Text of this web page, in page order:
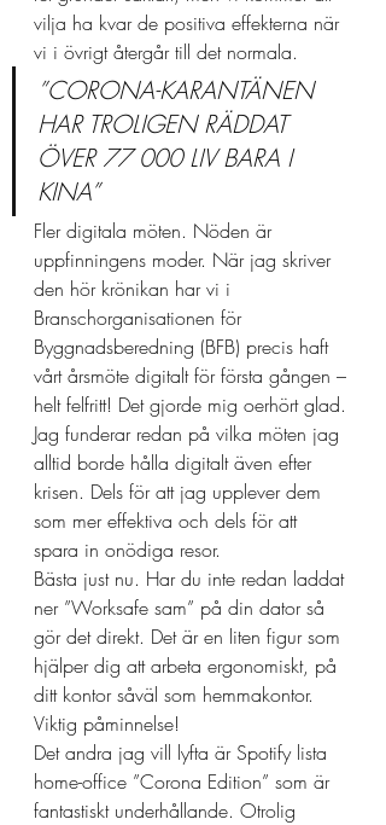
vilja ha kvar de positiva effekterna när
vi i övrigt återgår till det normala.
”CORONA-KARANTÄNEN
HAR TROLIGEN RÄDDAT
ÖVER 77 000 LIV BARA I
KINA”
Fler digitala möten. Nöden är
uppfinningens moder. När jag skriver
den hör krönikan har vi i
Branschorganisationen för
Byggnadsberedning (BFB) precis haft
vårt årsmöte digitalt för första gången –
helt felfritt! Det gjorde mig oerhört glad.
Jag funderar redan på vilka möten jag
alltid borde hålla digitalt även efter
krisen. Dels för att jag upplever dem
som mer effektiva och dels för att
spara in onödiga resor.
Bästa just nu. Har du inte redan laddat
ner ”Worksafe sam” på din dator så
gör det direkt. Det är en liten figur som
hjälper dig att arbeta ergonomiskt, på
ditt kontor såväl som hemmakontor.
Viktig påminnelse!
Det andra jag vill lyfta är Spotify lista
home-office ”Corona Edition” som är
fantastiskt underhållande. Otrolig